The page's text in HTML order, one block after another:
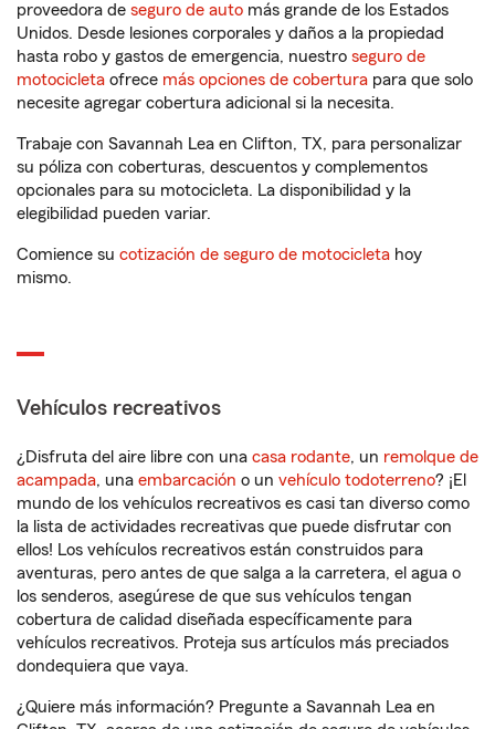
proveedora de seguro de auto más grande de los Estados
Unidos. Desde lesiones corporales y daños a la propiedad
hasta robo y gastos de emergencia, nuestro seguro de
motocicleta ofrece más opciones de cobertura para que solo
necesite agregar cobertura adicional si la necesita.
Trabaje con Savannah Lea en Clifton, TX, para personalizar
su póliza con coberturas, descuentos y complementos
opcionales para su motocicleta. La disponibilidad y la
elegibilidad pueden variar.
Comience su cotización de seguro de motocicleta hoy
mismo.
Vehículos recreativos
¿Disfruta del aire libre con una casa rodante, un remolque de
acampada, una embarcación o un vehículo todoterreno? ¡El
mundo de los vehículos recreativos es casi tan diverso como
la lista de actividades recreativas que puede disfrutar con
ellos! Los vehículos recreativos están construidos para
aventuras, pero antes de que salga a la carretera, el agua o
los senderos, asegúrese de que sus vehículos tengan
cobertura de calidad diseñada específicamente para
vehículos recreativos. Proteja sus artículos más preciados
dondequiera que vaya.
¿Quiere más información? Pregunte a Savannah Lea en